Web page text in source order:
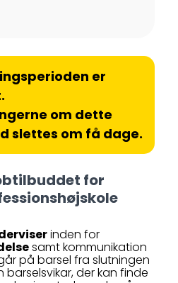
er
om dette
slettes om få dage.
for
inden for
samt kommunikation
på barsel fra slutningen
der kan finde